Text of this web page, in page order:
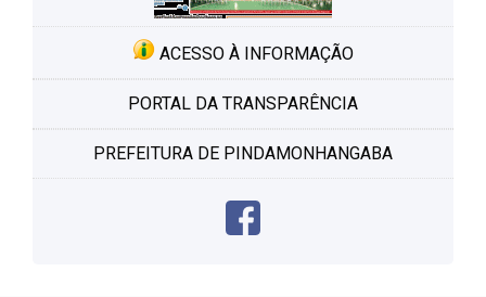
ACESSO À INFORMAÇÃO
PORTAL DA TRANSPARÊNCIA
PREFEITURA DE PINDAMONHANGABA